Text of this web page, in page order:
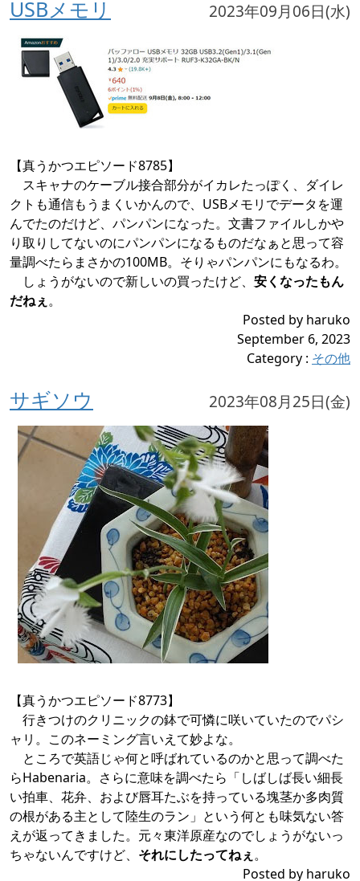
USBメモリ 2023年09月06日(水)
【真うかつエピソード8785】
スキャナのケーブル接合部分がイカレたっぽく、ダイレ
クトも通信もうまくいかんので、USBメモリでデータを運
んでたのだけど、パンパンになった。文書ファイルしかや
り取りしてないのにパンパンになるものだなぁと思って容
量調べたらまさかの100MB。そりゃパンパンにもなるわ。
しょうがないので新しいの買ったけど、 安くなったもん
だねぇ 。
Posted by haruko
September 6, 2023
Category : その他
サギソウ 2023年08月25日(金)
【真うかつエピソード8773】
行きつけのクリニックの鉢で可憐に咲いていたのでパシ
ャリ。このネーミング言いえて妙よな。
ところで英語じゃ何と呼ばれているのかと思って調べた
らHabenaria。さらに意味を調べたら「しばしば長い細長
い拍車、花弁、および唇耳たぶを持っている塊茎か多肉質
の根がある主として陸生のラン」という何とも味気ない答
えが返ってきました。元々東洋原産なのでしょうがないっ
ちゃないんですけど、 それにしたってねぇ 。
Posted by haruko